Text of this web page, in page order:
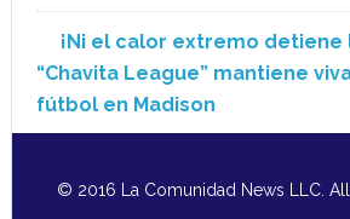
¡Ni el calor extremo detiene
“Chavita League” mantiene
fútbol en Madison
© 2016 La Comunidad News LLC. All